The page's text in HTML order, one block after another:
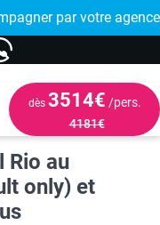
par votre
🤩
dès 3514€ /pers.
4181€
Rio au
only) et